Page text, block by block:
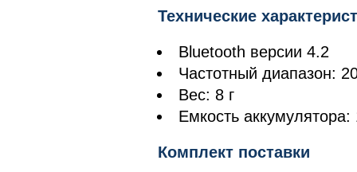
Технические
Bluetooth версии 4.2
Частотный диапазон:
Вес: 8 г
Емкость
Комплект поставки